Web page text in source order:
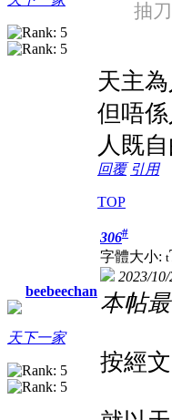
抽
天主
但唔係
人既
回覆 引用
TOP
beebeechan
天下一家
306#
字體大小: t
2023/
本帖
按經